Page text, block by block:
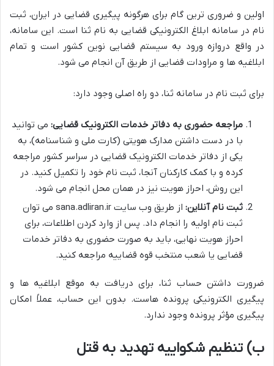
اولین و ضروری ترین گام برای هرگونه پیگیری قضایی در ایران، ثبت
نام در سامانه ابلاغ الکترونیکی قضایی به نام ثنا است. این سامانه،
در واقع دروازه ورود به سیستم قضایی نوین کشور است و تمام
ابلاغیه ها و مراودات قضایی از طریق آن انجام می شود.
برای ثبت نام در سامانه ثنا، دو راه اصلی وجود دارد:
مراجعه حضوری به دفاتر خدمات الکترونیک قضایی: می توانید
با در دست داشتن مدارک هویتی (کارت ملی و شناسنامه)، به
یکی از دفاتر خدمات الکترونیک قضایی در سراسر کشور مراجعه
کرده و با کمک کارکنان آنجا، ثبت نام خود را تکمیل کنید. در
این روش، احراز هویت نیز در همان محل انجام می شود.
ثبت نام آنلاین:
از طریق وب سایت sana.adliran.ir می توان
ثبت نام اولیه را انجام داد. پس از وارد کردن اطلاعات، برای
احراز هویت نهایی، باید به صورت حضوری به دفاتر خدمات
قضایی یا شعب منتخب قوه قضاییه مراجعه کنید.
ضرورت داشتن حساب ثنا، برای دریافت به موقع ابلاغیه ها و
پیگیری الکترونیکی پرونده هاست. بدون این حساب، عملاً امکان
پیگیری مؤثر پرونده وجود ندارد.
ب) تنظیم شکواییه تهدید به قتل